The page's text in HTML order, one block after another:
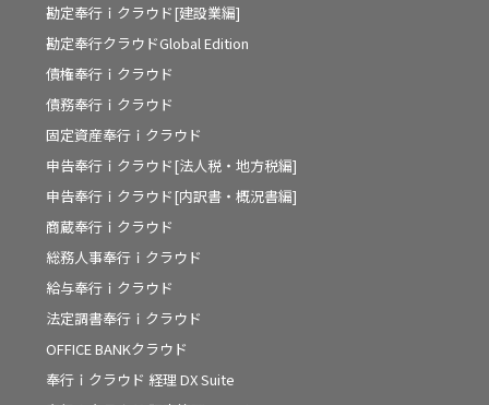
勘定奉行ｉクラウド[建設業編]
勘定奉行クラウドGlobal Edition
債権奉行ｉクラウド
債務奉行ｉクラウド
固定資産奉行ｉクラウド
申告奉行ｉクラウド[法人税・地方税編]
申告奉行ｉクラウド[内訳書・概況書編]
商蔵奉行ｉクラウド
総務人事奉行ｉクラウド
給与奉行ｉクラウド
法定調書奉行ｉクラウド
OFFICE BANKクラウド
奉行ｉクラウド 経理 DX Suite